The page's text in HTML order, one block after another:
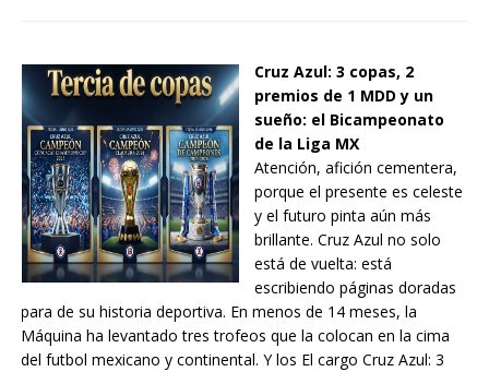
Cruz Azul: 3 copas, 2
premios de 1 MDD y un
sueño: el Bicampeonato
de la Liga MX
Atención, afición cementera,
porque el presente es celeste
y el futuro pinta aún más
brillante. Cruz Azul no solo
está de vuelta: está
escribiendo páginas doradas
para de su historia deportiva. En menos de 14 meses, la
Máquina ha levantado tres trofeos que la colocan en la cima
del futbol mexicano y continental. Y los El cargo Cruz Azul: 3